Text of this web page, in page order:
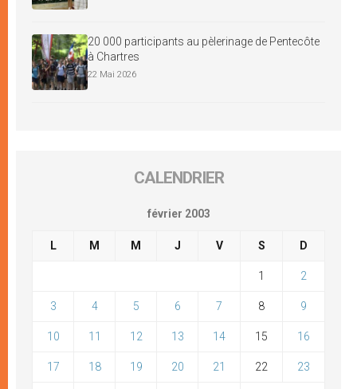
20 000 participants au pèlerinage de Pentecôte
à Chartres
22 Mai 2026
CALENDRIER
février 2003
L M M J V S D
1 2
3 4 5 6 7 8 9
10 11 12 13 14 15 16
17 18 19 20 21 22 23